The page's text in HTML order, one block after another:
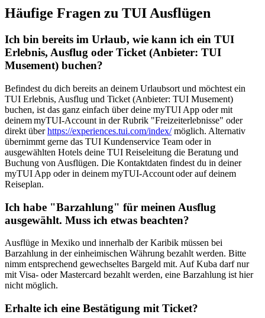
Häufige Fragen zu TUI Ausflügen
Ich bin bereits im Urlaub, wie kann ich ein TUI
Erlebnis, Ausflug oder Ticket (Anbieter: TUI
Musement) buchen?
Befindest du dich bereits an deinem Urlaubsort und möchtest ein
TUI Erlebnis, Ausflug und Ticket (Anbieter: TUI Musement)
buchen, ist das ganz einfach über deine myTUI App oder mit
deinem myTUI-Account in der Rubrik "Freizeiterlebnisse" oder
direkt überhttps://experiences.tui.com/index/möglich. Alternativ
übernimmt gerne das TUI Kundenservice Team oder in
ausgewählten Hotels deine TUI Reiseleitung die Beratung und
Buchung von Ausflügen. Die Kontaktdaten findest du in deiner
myTUI App oder in deinem myTUI-Account oder auf deinem
Reiseplan.
Ich habe "Barzahlung" für meinen Ausflug
ausgewählt. Muss ich etwas beachten?
Ausflüge in Mexiko und innerhalb der Karibik müssen bei
Barzahlung in der einheimischen Währung bezahlt werden. Bitte
nimm entsprechend gewechseltes Bargeld mit. Auf Kuba darf nur
mit Visa- oder Mastercard bezahlt werden, eine Barzahlung ist hier
nicht möglich.
Erhalte ich eine Bestätigung mit Ticket?